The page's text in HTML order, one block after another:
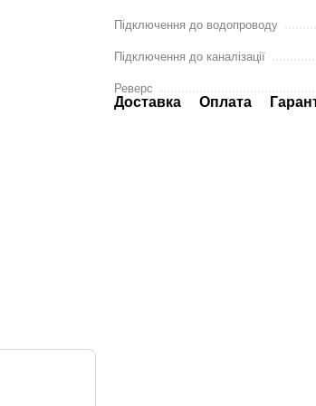
Підключення до водопроводу
Підключення до каналізації
Реверс
Доставка Оплата